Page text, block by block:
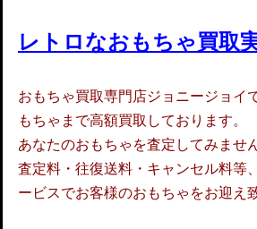
レトロなおもちゃ買取
おもちゃ買取専門店ジョニージョイ
もちゃまで高額買取しております。
あなたのおもちゃを査定してみませ
査定料・往復送料・キャンセル料等
ービスでお客様のおもちゃをお迎え